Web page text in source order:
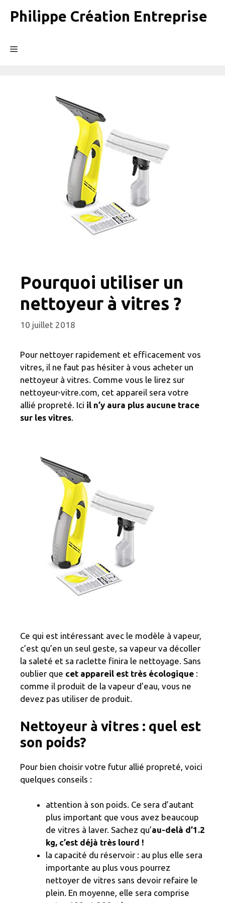
Philippe Création Entreprise
Menu
Pourquoi utiliser un
nettoyeur à vitres ?
10 juillet 2018
Pour nettoyer rapidement et efficacement vos
vitres, il ne faut pas hésiter à vous acheter un
nettoyeur à vitres. Comme vous le lirez sur
nettoyeur-vitre.com, cet appareil sera votre
allié propreté. Ici il n’y aura plus aucune trace
sur les vitres
Ce qui est intéressant avec le modèle à vapeur,
c’est qu’en un seul geste, sa vapeur va décoller
la saleté et sa raclette finira le nettoyage. Sans
oublier que cet appareil est très écologique :
comme il produit de la vapeur d’eau, vous ne
devez pas utiliser de produit.
Nettoyeur à vitres : quel est
son poids?
Pour bien choisir votre futur allié propreté, voici
quelques conseils :
attention à son poids. Ce sera d’autant
plus important que vous avez beaucoup
de vitres à laver. Sachez qu’au-delà d’1.2
kg, c’est déjà très lourd !
la capacité du réservoir : au plus elle sera
importante au plus vous pourrez
nettoyer de vitres sans devoir refaire le
plein. En moyenne, elle sera comprise